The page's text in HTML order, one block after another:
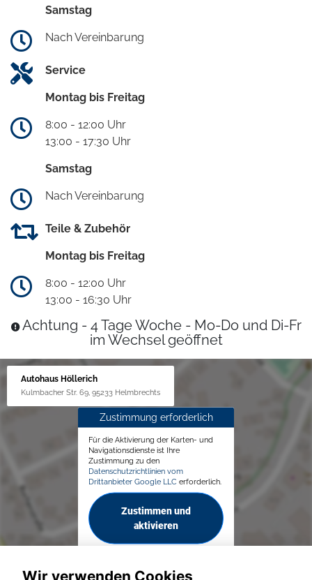
Samstag
Nach Vereinbarung
Service
Montag bis Freitag
8:00 - 12:00 Uhr
13:00 - 17:30 Uhr
Samstag
Nach Vereinbarung
Teile & Zubehör
Montag bis Freitag
8:00 - 12:00 Uhr
13:00 - 16:30 Uhr
Achtung - 4 Tage Woche - Mo-Do und Di-Fr
im Wechsel geöffnet
Autohaus Höllerich
Kulmbacher Str. 69, 95233 Helmbrechts
Zustimmung erforderlich
Für die Aktivierung der Karten- und
Navigationsdienste ist Ihre
Zustimmung zu den
Datenschutzrichtlinien vom
Drittanbieter Google LLC erforderlich.
Zustimmen und
aktivieren
Wir verwenden Cookies